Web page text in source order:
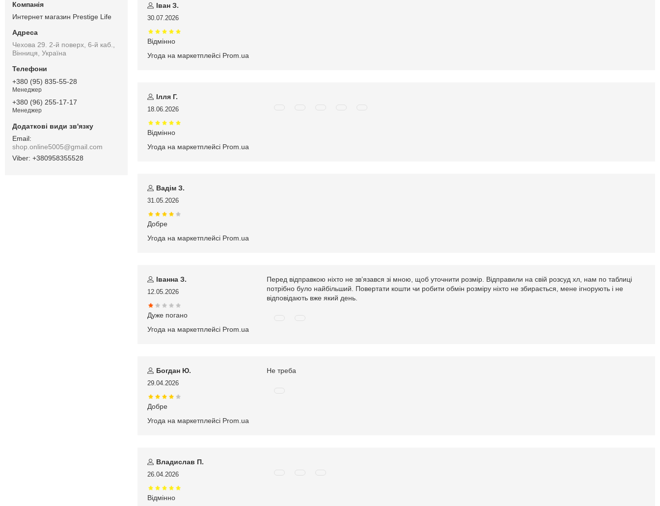
Іван З.
30.07.2026
Відмінно
Угода на маркетплейсі Prom.ua
Ілля Г.
18.06.2026
Відмінно
Угода на маркетплейсі Prom.ua
Вадім З.
31.05.2026
Добре
Угода на маркетплейсі Prom.ua
Іванна З.
12.05.2026
Дуже погано
Угода на маркетплейсі Prom.ua
Перед відправкою ніхто не зв’язався зі мною, щоб уточнити розмір. Відправили на свій розсуд хл, нам по таблиці
потрібно було найбільший. Повертати кошти чи робити обмін розміру ніхто не збирається, мене ігнорують і не
відповідають вже який день.
Богдан Ю.
29.04.2026
Добре
Угода на маркетплейсі Prom.ua
Не треба
Владислав П.
26.04.2026
Відмінно
Интернет магазин Prestige Life
Чехова 29. 2-й поверх, 6-й каб.,
Вінниця, Україна
+380 (95) 835-55-28
Менеджер
+380 (96) 255-17-17
Менеджер
shop.online5005@gmail.com
+380958355528